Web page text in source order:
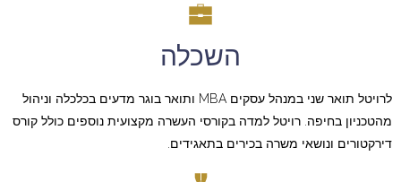
השכלה
לרויטל תואר שני במנהל עסקים MBA ותואר בוגר מדעים בכלכלה וניהול
מהטכניון בחיפה. רויטל למדה בקורסי העשרה מקצועית נוספים כולל קורס
דירקטורים ונושאי משרה בכירים בתאגידים.